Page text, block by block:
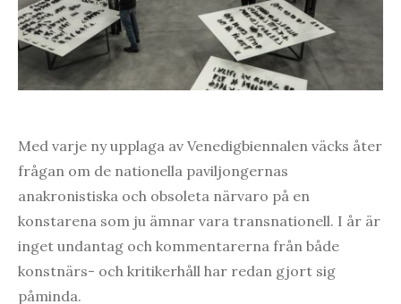
Med varje ny upplaga av Venedigbiennalen väcks åter
frågan om de nationella paviljongernas
anakronistiska och obsoleta närvaro på en
konstarena som ju ämnar vara transnationell. I år är
inget undantag och kommentarerna från både
konstnärs- och kritikerhåll har redan gjort sig
påminda.